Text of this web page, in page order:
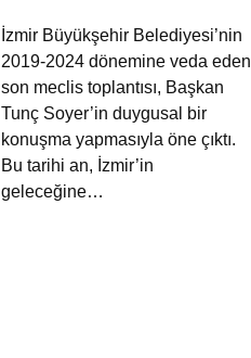
İzmir Büyükşehir Belediyesi’nin
2019-2024 dönemine veda eden
son meclis toplantısı, Başkan
Tunç Soyer’in duygusal bir
konuşma yapmasıyla öne çıktı.
Bu tarihi an, İzmir’in
geleceğine…